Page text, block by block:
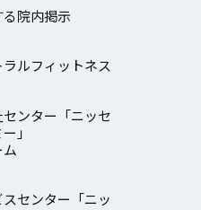
院内掲示
ルフィットネス
ンター「ニッセ
」
センター「ニッ